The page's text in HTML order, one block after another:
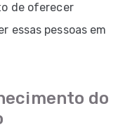
de oferecer
essas pessoas em
do